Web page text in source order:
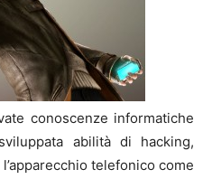
conoscenze informatiche
abilità di hacking,
telefonico come